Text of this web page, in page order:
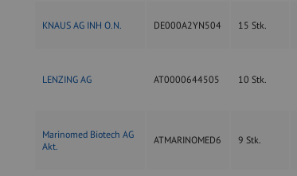
KNAUS AG INH O.N. DE000A2YN504 15 Stk.
LENZING AG AT0000644505 10 Stk.
Marinomed Biotech AG
Akt.
ATMARINOMED6 9 Stk.